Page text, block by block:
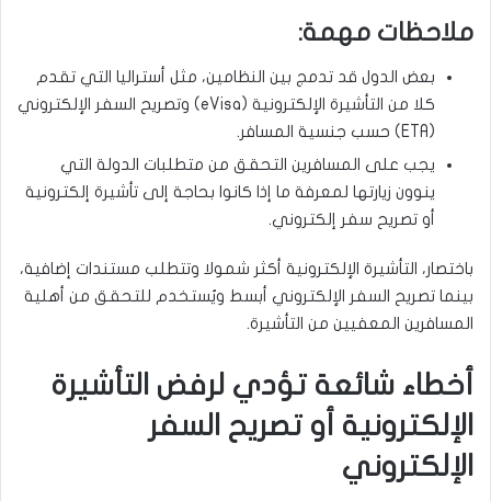
ملاحظات مهمة:
بعض الدول قد تدمج بين النظامين، مثل أستراليا التي تقدم
كلا من التأشيرة الإلكترونية (eVisa) وتصريح السفر الإلكتروني
(ETA) حسب جنسية المسافر.
يجب على المسافرين التحقق من متطلبات الدولة التي
ينوون زيارتها لمعرفة ما إذا كانوا بحاجة إلى تأشيرة إلكترونية
أو تصريح سفر إلكتروني.
باختصار، التأشيرة الإلكترونية أكثر شمولا وتتطلب مستندات إضافية،
بينما تصريح السفر الإلكتروني أبسط ويُستخدم للتحقق من أهلية
المسافرين المعفيين من التأشيرة.
أخطاء شائعة تؤدي لرفض التأشيرة
الإلكترونية أو تصريح السفر
الإلكتروني